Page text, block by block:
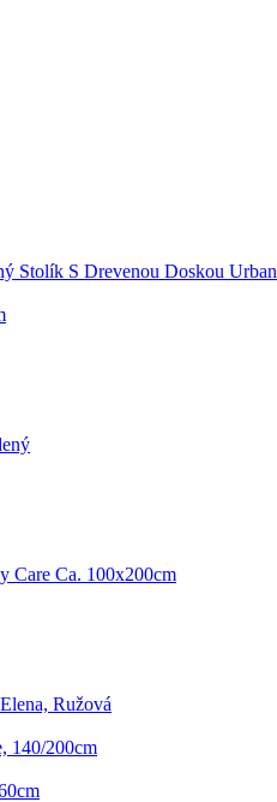
Stolík S Drevenou Doskou Urban
Care Ca. 100x200cm
Ružová
140/200cm